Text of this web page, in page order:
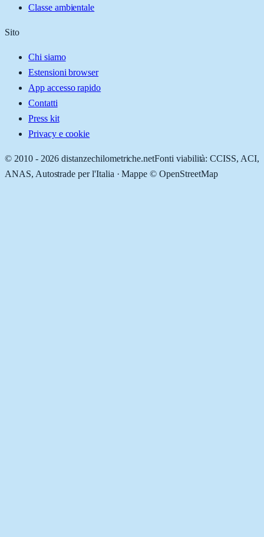
Classe ambientale
Sito
Chi siamo
Estensioni browser
App accesso rapido
Contatti
Press kit
Privacy e cookie
© 2010 - 2026 distanzechilometriche.netFonti viabilità: CCISS, ACI,
ANAS, Autostrade per l'Italia · Mappe © OpenStreetMap